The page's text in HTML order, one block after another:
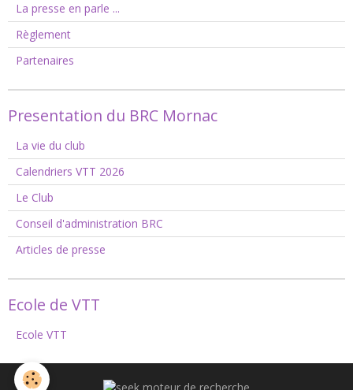
La presse en parle ...
Règlement
Partenaires
Presentation du BRC Mornac
La vie du club
Calendriers VTT 2026
Le Club
Conseil d'administration BRC
Articles de presse
Ecole de VTT
Ecole VTT